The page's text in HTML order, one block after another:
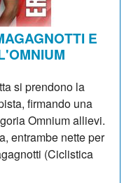
E
si prendono la
firmando una
Omnium allievi.
entrambe nette per
(Ciclistica